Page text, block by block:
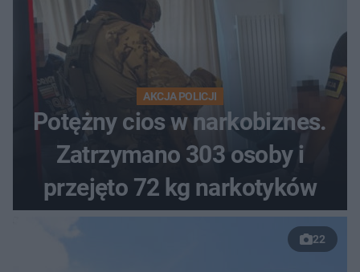
AKCJA POLICJI
Potężny cios w narkobiznes.
Zatrzymano 303 osoby i
przejęto 72 kg narkotyków
22